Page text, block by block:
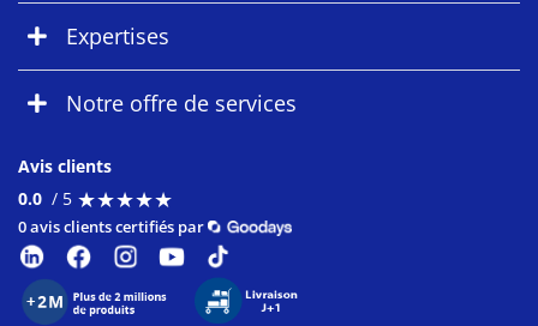
Expertises
Notre offre de services
Avis clients
0.0 / 5 ★★★★★
★★★★★
0 avis clients certifiés par